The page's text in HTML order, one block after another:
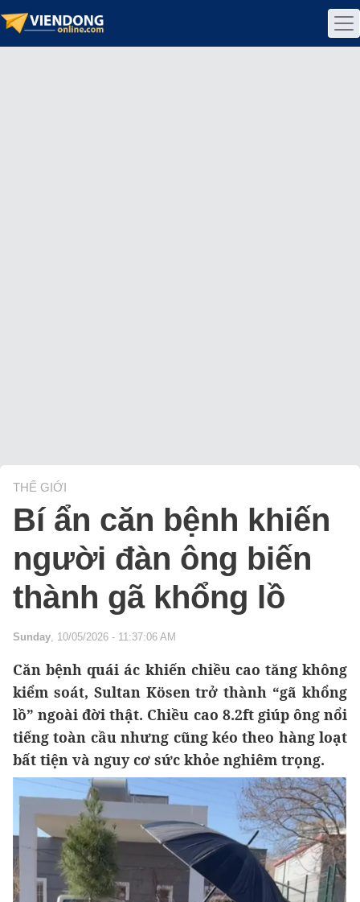
THẾ GIỚI
Bí ẩn căn bệnh khiến
người đàn ông biến
thành gã khổng lồ
Sunday, 10/05/2026 - 11:37:06 AM
Căn bệnh quái ác khiến chiều cao tăng không
kiểm soát, Sultan Kösen trở thành “gã khổng
lồ” ngoài đời thật. Chiều cao 8.2ft giúp ông nổi
tiếng toàn cầu nhưng cũng kéo theo hàng loạt
bất tiện và nguy cơ sức khỏe nghiêm trọng.